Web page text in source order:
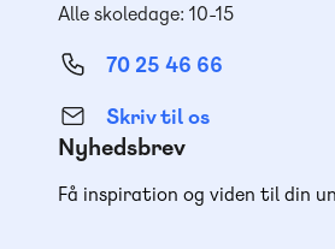
Alle skoledage: 10-15
70 25 46 66
Skriv til os
Nyhedsbrev
Få inspiration og viden til din